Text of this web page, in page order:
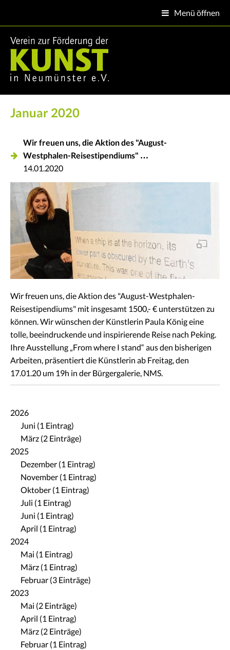
 Menü öffnen
Januar 2020
Wir freuen uns, die Aktion des "August-
Westphalen-Reisestipendiums" …
14.01.2020
Wir freuen uns, die Aktion des "August-Westphalen-
Reisestipendiums" mit insgesamt 1500,- € unterstützen zu
können. Wir wünschen der Künstlerin Paula König eine
tolle, beeindruckende und inspirierende Reise nach Peking.
Ihre Ausstellung „From where I stand“ aus den bisherigen
Arbeiten, präsentiert die Künstlerin ab Freitag, den
17.01.20 um 19h in der Bürgergalerie, NMS.
2026
Juni (1 Eintrag)
März (2 Einträge)
2025
Dezember (1 Eintrag)
November (1 Eintrag)
Oktober (1 Eintrag)
Juli (1 Eintrag)
Juni (1 Eintrag)
April (1 Eintrag)
2024
Mai (1 Eintrag)
März (1 Eintrag)
Februar (3 Einträge)
2023
Mai (2 Einträge)
April (1 Eintrag)
März (2 Einträge)
Februar (1 Eintrag)